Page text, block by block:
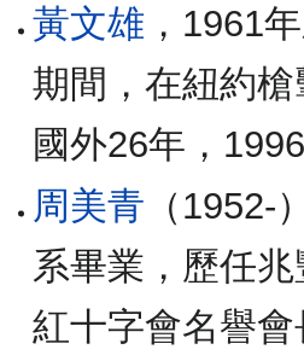
黃文雄 ，1961
期間，在紐約
國外26年，
周美青 （
系畢業，歷任
紅十字會名譽會